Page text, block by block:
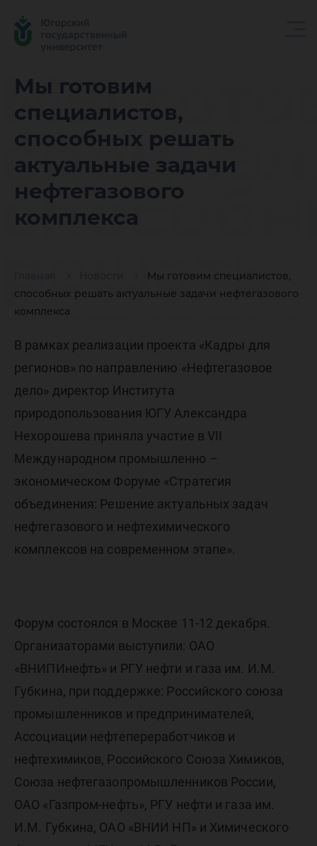
Мы готовим
специалистов,
способных решать
актуальные задачи
нефтегазового
комплекса
Мы готовим специалистов,
способных решать актуальные задачи нефтегазового
комплекса
Мы
решать
задачи
В рамках реализации проекта «Кадры для
регионов» по направлению «Нефтегазовое
дело» директор Института
природопользования ЮГУ Александра
Нехорошева приняла участие в VII
Международном промышленно –
экономическом Форуме «Стратегия
объединения: Решение актуальных задач
нефтегазового и нефтехимического
комплексов на современном этапе».
Форум состоялся в Москве 11-12 декабря.
Организаторами выступили: ОАО
«ВНИПИнефть» и РГУ нефти и газа им. И.М.
Губкина, при поддержке: Российского союза
промышленников и предпринимателей,
Ассоциации нефтепереработчиков и
нефтехимиков, Российского Союза Химиков,
Союза нефтегазопромышленников России,
ОАО «Газпром-нефть», РГУ нефти и газа им.
И.М. Губкина, ОАО «ВНИИ НП» и Химического